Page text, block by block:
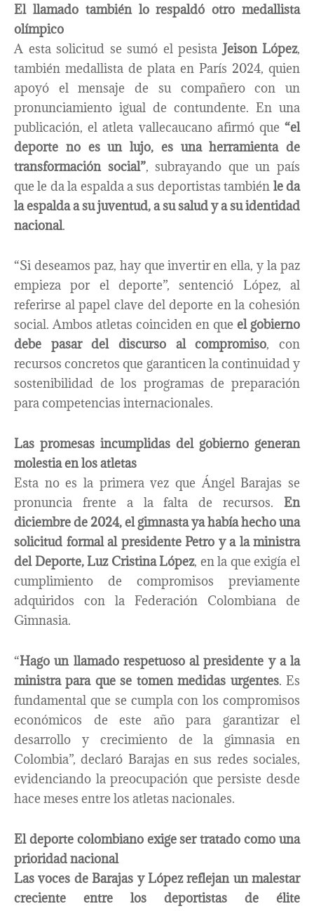
El llamado también lo respaldó otro medallista
olímpico
A esta solicitud se sumó el pesista Jeison López,
también medallista de plata en París 2024, quien
apoyó el mensaje de su compañero con un
pronunciamiento igual de contundente. En una
publicación, el atleta vallecaucano afirmó que “el
deporte no es un lujo, es una herramienta de
transformación social”, subrayando que un país
que le da la espalda a sus deportistas también le da
la espalda a su juventud, a su salud y a su identidad
nacional.
“Si deseamos paz, hay que invertir en ella, y la paz
empieza por el deporte”, sentenció López, al
referirse al papel clave del deporte en la cohesión
social. Ambos atletas coinciden en que el gobierno
debe pasar del discurso al compromiso, con
recursos concretos que garanticen la continuidad y
sostenibilidad de los programas de preparación
para competencias internacionales.
Las promesas incumplidas del gobierno generan
molestia en los atletas
Esta no es la primera vez que Ángel Barajas se
pronuncia frente a la falta de recursos. En
diciembre de 2024, el gimnasta ya había hecho una
solicitud formal al presidente Petro y a la ministra
del Deporte, Luz Cristina López, en la que exigía el
cumplimiento de compromisos previamente
adquiridos con la Federación Colombiana de
Gimnasia.
“Hago un llamado respetuoso al presidente y a la
ministra para que se tomen medidas urgentes. Es
fundamental que se cumpla con los compromisos
económicos de este año para garantizar el
desarrollo y crecimiento de la gimnasia en
Colombia”, declaró Barajas en sus redes sociales,
evidenciando la preocupación que persiste desde
hace meses entre los atletas nacionales.
El deporte colombiano exige ser tratado como una
prioridad nacional
Las voces de Barajas y López reflejan un malestar
creciente entre los deportistas de élite